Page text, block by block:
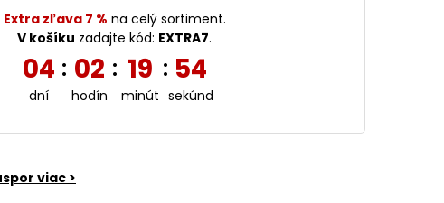
Extra zľava 7 % na celý sortiment.
V košíku zadajte kód: EXTRA7.
04
dní
: 02
hodín
: 19
minút
: 53
sekúnd
viac >